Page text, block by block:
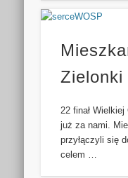
Zielonki
22 finał
już za nami.
przyłączyli się
celem …